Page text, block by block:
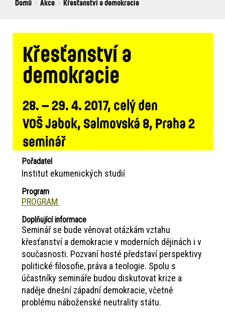
Breadcrumbs
You
Domů Akce Křesťanství a demokracie
Křesťanství a
demokracie
28. – 29. 4. 2017, celý den
VOŠ Jabok, Salmovská 8, Praha 2
seminář
Pořadatel
Institut ekumenických studií
Program
PROGRAM
Doplňující informace
Seminář se bude věnovat otázkám vztahu
křesťanství a demokracie v moderních dějinách i v
současnosti. Pozvaní hosté představí perspektivy
politické filosofie, práva a teologie. Spolu s
účastníky semináře budou diskutovat krize a
naděje dnešní západní demokracie, včetně
problému náboženské neutrality státu.